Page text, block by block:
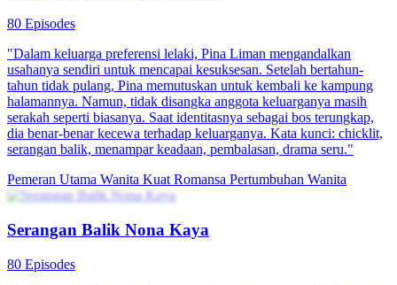
80 Episodes
"Dalam keluarga preferensi lelaki, Pina Liman mengandalkan
usahanya sendiri untuk mencapai kesuksesan. Setelah bertahun-
tahun tidak pulang, Pina memutuskan untuk kembali ke kampung
halamannya. Namun, tidak disangka anggota keluarganya masih
serakah seperti biasanya. Saat identitasnya sebagai bos terungkap,
dia benar-benar kecewa terhadap keluarganya. Kata kunci: chicklit,
serangan balik, menampar keadaan, pembalasan, drama seru."
Pemeran Utama Wanita Kuat Romansa Pertumbuhan Wanita
Serangan Balik Nona Kaya
80 Episodes